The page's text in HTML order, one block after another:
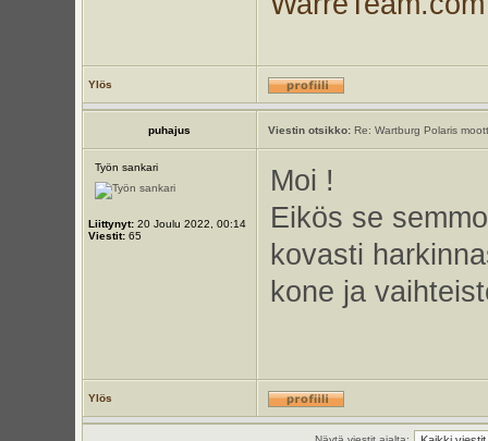
Ylös
puhajus Viestin otsikko:Re: Wartburg Polaris
Työn sankari
Liittynyt:20 Joulu 2022, 00:14
Viestit:65
Moi !
Eikös se
kovasti
kone ja
Ylös